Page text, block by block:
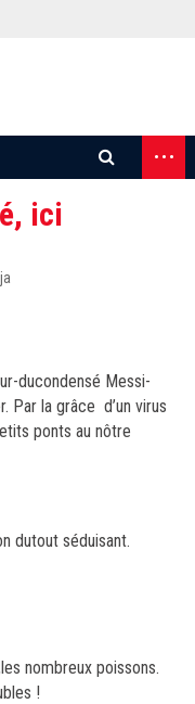
...
ici
ducondensé Messi-
Par la grâce d’un virus
ponts au nôtre
dutout séduisant.
nombreux poissons.
!